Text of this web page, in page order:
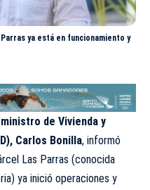
ya está en funcionamiento y
ministro de Vivienda y
, Carlos Bonilla, informó
Las Parras (conocida
ya inició operaciones y